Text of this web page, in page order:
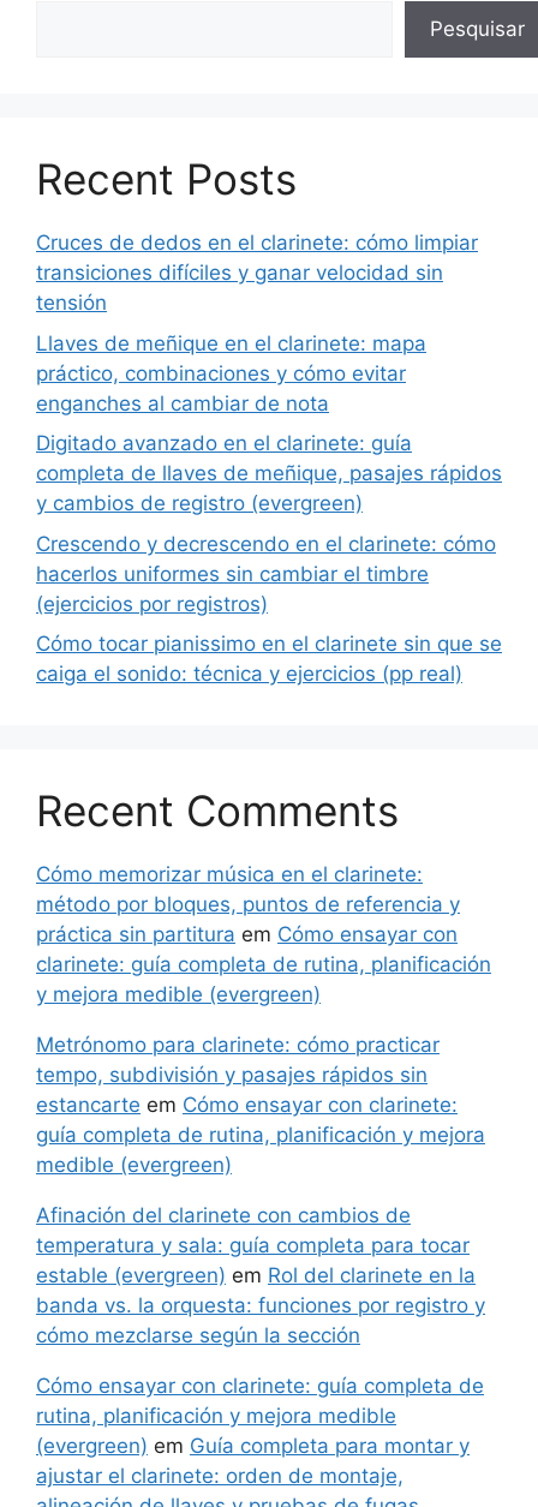
Pesquisar
Recent Posts
Cruces de dedos en el clarinete: cómo limpiar
transiciones difíciles y ganar velocidad sin
tensión
Llaves de meñique en el clarinete: mapa
práctico, combinaciones y cómo evitar
enganches al cambiar de nota
Digitado avanzado en el clarinete: guía
completa de llaves de meñique, pasajes rápidos
y cambios de registro (evergreen)
Crescendo y decrescendo en el clarinete: cómo
hacerlos uniformes sin cambiar el timbre
(ejercicios por registros)
Cómo tocar pianissimo en el clarinete sin que se
caiga el sonido: técnica y ejercicios (pp real)
Recent Comments
Cómo memorizar música en el clarinete:
método por bloques, puntos de referencia y
práctica sin partitura em Cómo ensayar con
clarinete: guía completa de rutina, planificación
y mejora medible (evergreen)
Metrónomo para clarinete: cómo practicar
tempo, subdivisión y pasajes rápidos sin
estancarte em Cómo ensayar con clarinete:
guía completa de rutina, planificación y mejora
medible (evergreen)
Afinación del clarinete con cambios de
temperatura y sala: guía completa para tocar
estable (evergreen) em Rol del clarinete en la
banda vs. la orquesta: funciones por registro y
cómo mezclarse según la sección
Cómo ensayar con clarinete: guía completa de
rutina, planificación y mejora medible
(evergreen) em Guía completa para montar y
ajustar el clarinete: orden de montaje,